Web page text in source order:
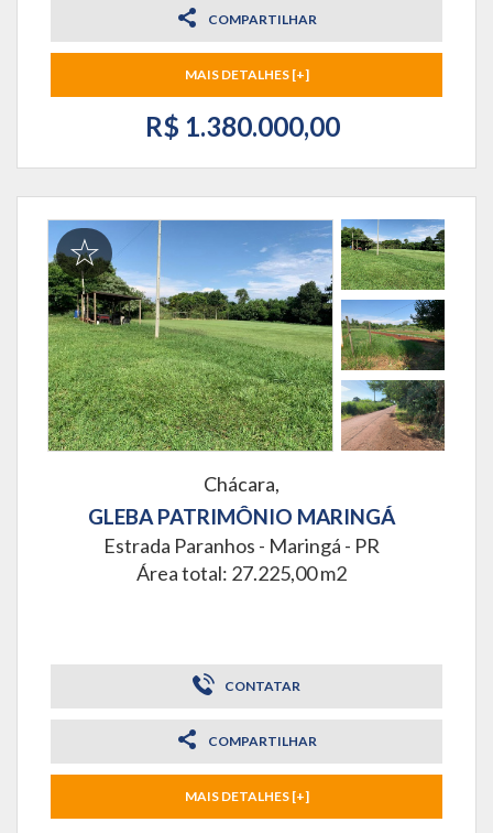
COMPARTILHAR
MAIS DETALHES [+]
R$ 1.380.000,00
Chácara,
GLEBA PATRIMÔNIO MARINGÁ
Estrada Paranhos - Maringá - PR
Área total: 27.225,00 m2
CONTATAR
COMPARTILHAR
MAIS DETALHES [+]